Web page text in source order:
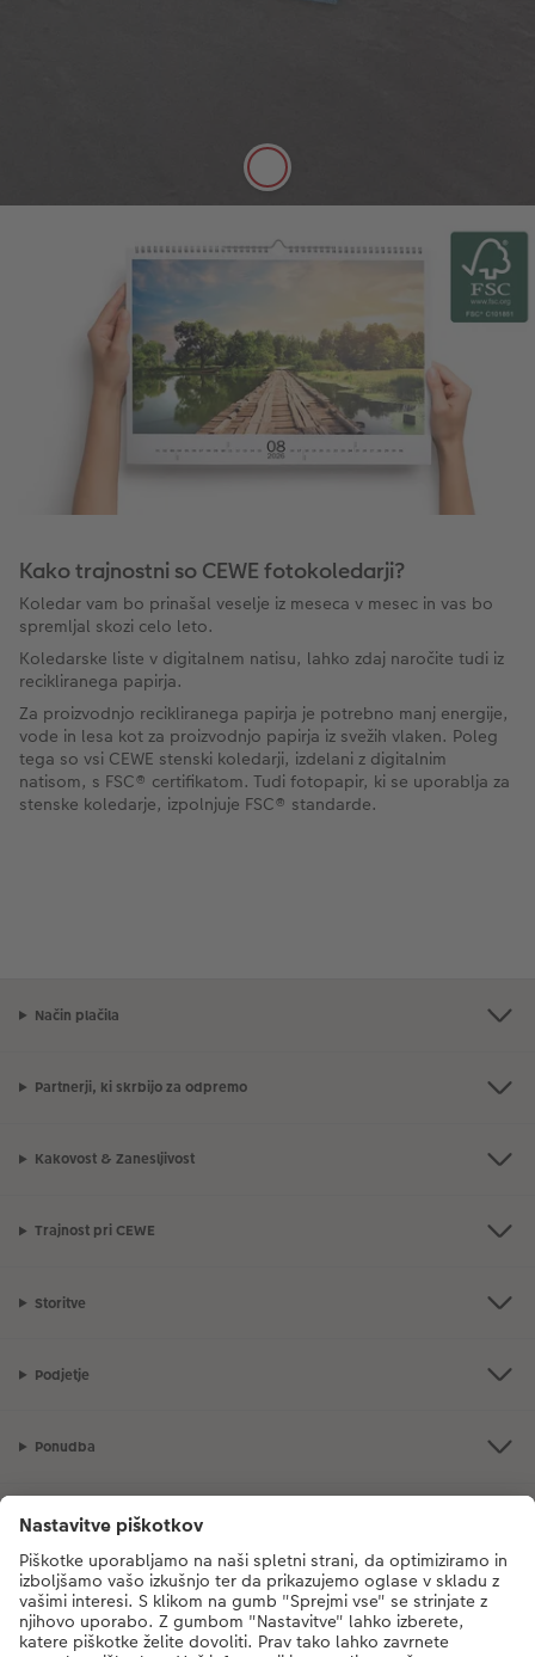
Kako trajnostni so CEWE fotokoledarji?
Koledar vam bo prinašal veselje iz meseca v mesec in vas bo
spremljal skozi celo leto.
Koledarske liste v digitalnem natisu, lahko zdaj naročite tudi iz
recikliranega papirja.
Za proizvodnjo recikliranega papirja je potrebno manj energije,
vode in lesa kot za proizvodnjo papirja iz svežih vlaken. Poleg
tega so vsi CEWE stenski koledarji, izdelani z digitalnim
natisom, s FSC® certifikatom. Tudi fotopapir, ki se uporablja za
stenske koledarje, izpolnjuje FSC® standarde.
Način plačila
Partnerji, ki skrbijo za odpremo
Kakovost & Zanesljivost
Trajnost pri CEWE
Storitve
Podjetje
Ponudba
CEWE Fotosvet